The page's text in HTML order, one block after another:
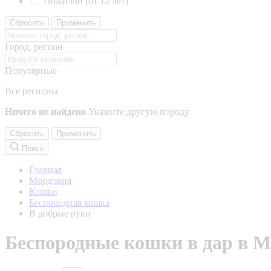
Сбросить Применить
Город, регион
Популярные
Все регионы
Ничего не найдено Укажите другую породу
Сбросить
Применить
Поиск
Главная
Мордовия
Кошки
Беспородная кошка
В добрые руки
Беспородные кошки в дар в